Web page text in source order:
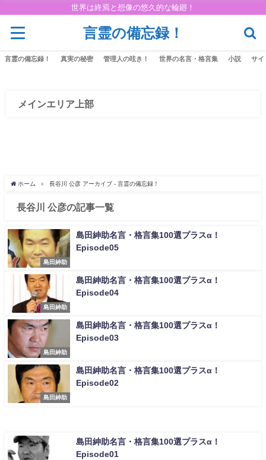
世界は終焉と想像の悠久的な輪廻！
言霊の備忘録！
言霊の備忘録！ 真実の秘密 管理人の呟き！ 世界の名言・格言集 小説 サイ
メインエリア上部
ホーム 長谷川 公彦 アーカイブ - 言霊の備忘録！
長谷川 公彦の記事一覧
島田紳助
島田紳助名言・格言集100選プラスα！
Episode05
島田紳助
島田紳助名言・格言集100選プラスα！
Episode04
島田紳助
島田紳助名言・格言集100選プラスα！
Episode03
島田紳助
島田紳助名言・格言集100選プラスα！
Episode02
島田紳助名言・格言集100選プラスα！
Episode01